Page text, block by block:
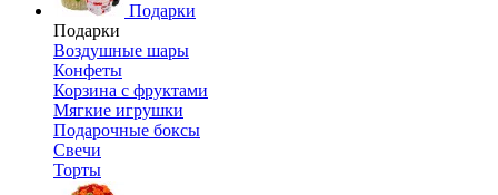
Подарки
Подарки
Воздушные шары
Конфеты
Корзина с фруктами
Мягкие игрушки
Подарочные боксы
Свечи
Торты